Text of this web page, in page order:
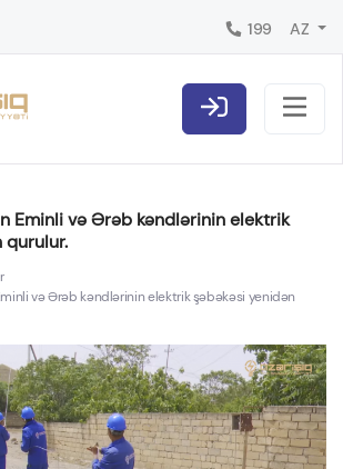
199 AZ
Eminli və Ərəb kəndlərinin elektrik
qurulur.
və Ərəb kəndlərinin elektrik şəbəkəsi yenidən